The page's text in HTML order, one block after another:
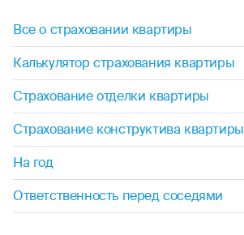
Все о страховании квартиры
Калькулятор страхования квартиры
Страхование отделки квартиры
Страхование конструктива квартиры
На год
Ответственность перед соседями